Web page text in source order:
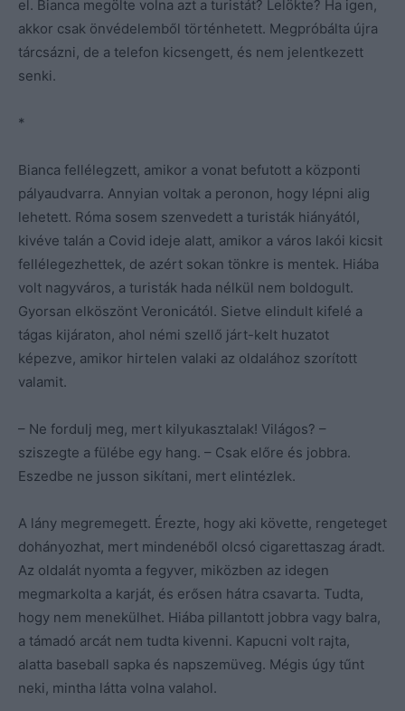
el. Bianca megölte volna azt a turistát? Lelökte? Ha igen,
akkor csak önvédelemből történhetett. Megpróbálta újra
tárcsázni, de a telefon kicsengett, és nem jelentkezett
senki.
*
Bianca fellélegzett, amikor a vonat befutott a központi
pályaudvarra. Annyian voltak a peronon, hogy lépni alig
lehetett. Róma sosem szenvedett a turisták hiányától,
kivéve talán a Covid ideje alatt, amikor a város lakói kicsit
fellélegezhettek, de azért sokan tönkre is mentek. Hiába
volt nagyváros, a turisták hada nélkül nem boldogult.
Gyorsan elköszönt Veronicától. Sietve elindult kifelé a
tágas kijáraton, ahol némi szellő járt-kelt huzatot
képezve, amikor hirtelen valaki az oldalához szorított
valamit.
– Ne fordulj meg, mert kilyukasztalak! Világos? –
sziszegte a fülébe egy hang. – Csak előre és jobbra.
Eszedbe ne jusson sikítani, mert elintézlek.
A lány megremegett. Érezte, hogy aki követte, rengeteget
dohányozhat, mert mindenéből olcsó cigarettaszag áradt.
Az oldalát nyomta a fegyver, miközben az idegen
megmarkolta a karját, és erősen hátra csavarta. Tudta,
hogy nem menekülhet. Hiába pillantott jobbra vagy balra,
a támadó arcát nem tudta kivenni. Kapucni volt rajta,
alatta baseball sapka és napszemüveg. Mégis úgy tűnt
neki, mintha látta volna valahol.